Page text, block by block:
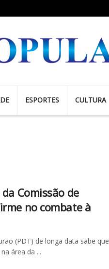
ESPORTES CULTURA
Comissão de
no combate à
(PDT) de longa data sabe que
área da ...